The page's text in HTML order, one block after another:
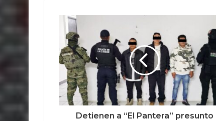
Detienen a “El Pantera” presunto